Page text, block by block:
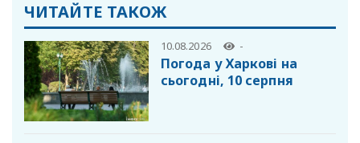
ЧИТАЙТЕ ТАКОЖ
10.08.2026 -
Погода у Харкові на
сьогодні, 10 серпня